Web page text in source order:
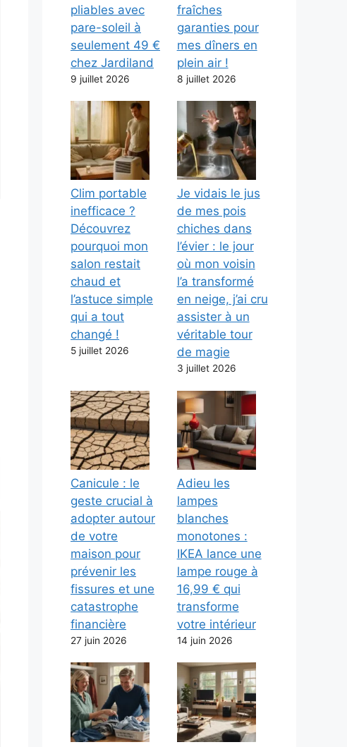
pliables avec
pare-soleil à
seulement 49 €
chez Jardiland
9 juillet 2026
fraîches
garanties pour
mes dîners en
plein air !
8 juillet 2026
Clim portable
inefficace ?
Découvrez
pourquoi mon
salon restait
chaud et
l’astuce simple
qui a tout
changé !
5 juillet 2026
Je vidais le jus
de mes pois
chiches dans
l’évier : le jour
où mon voisin
l’a transformé
en neige, j’ai cru
assister à un
véritable tour
de magie
3 juillet 2026
Canicule : le
geste crucial à
adopter autour
de votre
maison pour
prévenir les
fissures et une
catastrophe
financière
27 juin 2026
Adieu les
lampes
blanches
monotones :
IKEA lance une
lampe rouge à
16,99 € qui
transforme
votre intérieur
14 juin 2026